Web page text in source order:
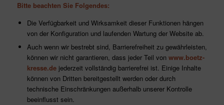
Bitte beachten Sie Folgendes:
Die Verfügbarkeit und Wirksamkeit dieser Funktionen hängen
von der Konfiguration und laufenden Wartung der Website ab.
Auch wenn wir bestrebt sind, Barrierefreiheit zu gewährleisten,
können wir nicht garantieren, dass jeder Teil von www.boetz-
kresse.dejederzeit vollständig barrierefrei ist. Einige Inhalte
können von Dritten bereitgestellt werden oder durch
technische Einschränkungen außerhalb unserer Kontrolle
beeinflusst sein.